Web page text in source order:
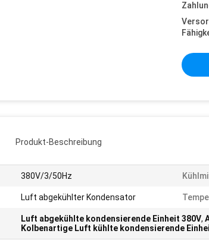
Produkt-Beschreibung
380V/3/50Hz
Luft abgekühlter Kondensator
Luft abgekühlte kondensierende Einheit 380V,
Kolbenartige Luft kühlte kondensierende